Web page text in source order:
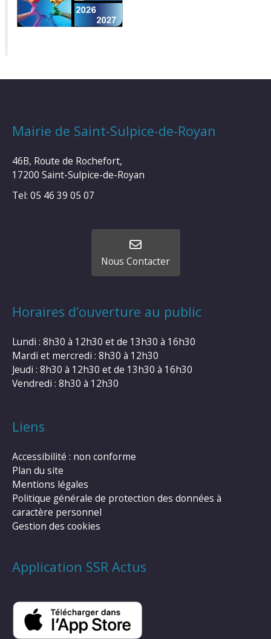
Mairie de Saint-Sulpice-de-Royan
46B, Route de Rochefort,
17200 Saint-Sulpice-de-Royan
Tel: 05 46 39 05 07
Nous Contacter
Horaires d’ouverture au public
Lundi : 8h30 à 12h30 et de 13h30 à 16h30
Mardi et mercredi : 8h30 à 12h30
Jeudi : 8h30 à 12h30 et de 13h30 à 16h30
Vendredi : 8h30 à 12h30
Liens
Accessibilité : non conforme
Plan du site
Mentions légales
Politique générale de protection des données à
caractère personnel
Gestion des cookies
Application SSR Actus